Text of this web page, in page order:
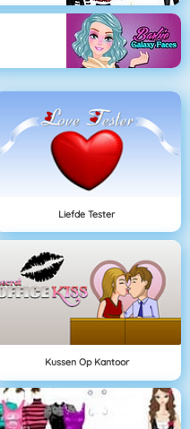
Liefde Tester
Kussen Op Kantoor